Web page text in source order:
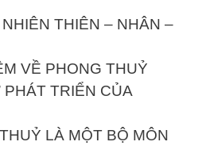
THIÊN – NHÂN –
VỀ PHONG THUỶ
TRIỂN CỦA
LÀ MỘT BỘ MÔN